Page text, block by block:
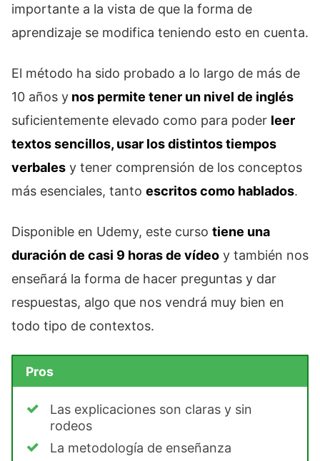
importante a la vista de que la forma de
aprendizaje se modifica teniendo esto en cuenta.
El método ha sido probado a lo largo de más de
10 años y nos permite tener un nivel de inglés
suficientemente elevado como para poder leer
textos sencillos, usar los distintos tiempos
verbales y tener comprensión de los conceptos
más esenciales, tanto escritos como hablados.
Disponible en Udemy, este curso tiene una
duración de casi 9 horas de vídeo y también nos
enseñará la forma de hacer preguntas y dar
respuestas, algo que nos vendrá muy bien en
todo tipo de contextos.
Pros
Las explicaciones son claras y sin
rodeos
La metodología de enseñanza